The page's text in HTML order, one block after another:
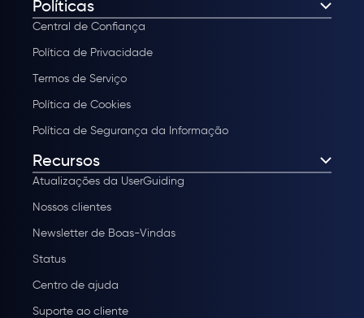
Políticas
Central de Confiança
Política de Privacidade
Termos de Serviço
Política de Cookies
Política de Segurança da Informação
Recursos
Atualizações da UserGuiding
Nossos clientes
Newsletter de Boas-Vindas
Status
Centro de ajuda
Suporte ao cliente